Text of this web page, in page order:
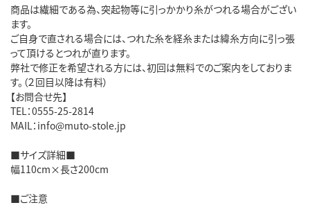
商品は繊細である為、突起物等に引っかかり糸がつれる場合がござい
ます。
ご自身で直される場合には、つれた糸を経糸または緯糸方向に引っ張
って頂けるとつれが直ります。
弊社で修正を希望される方には、初回は無料でのご案内をしておりま
す。（２回目以降は有料）
【お問合せ先】
TEL：0555-25-2814
MAIL：info@muto-stole.jp
■サイズ詳細■
幅110cm×長さ200cm
■ご注意